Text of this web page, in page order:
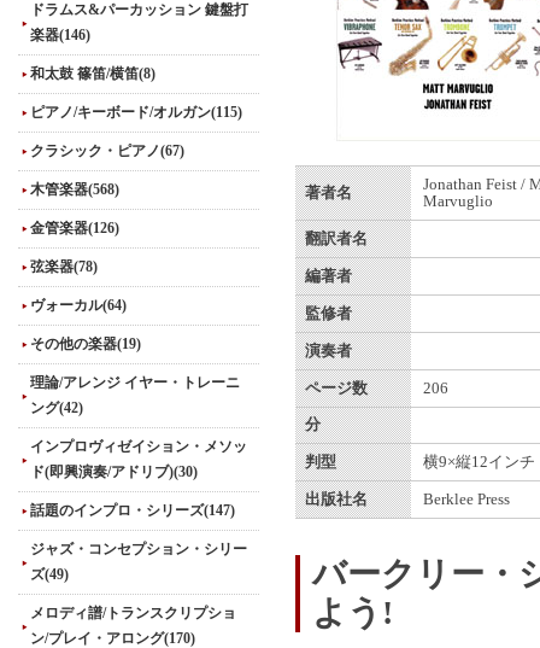
ドラムス&パーカッション 鍵盤打
楽器(146)
和太鼓 篠笛/横笛(8)
ピアノ/キーボード/オルガン(115)
クラシック・ピアノ(67)
木管楽器(568)
金管楽器(126)
弦楽器(78)
ヴォーカル(64)
その他の楽器(19)
理論/アレンジ イヤー・トレーニ
ング(42)
インプロヴィゼイション・メソッ
ド(即興演奏/アドリブ)(30)
話題のインプロ・シリーズ(147)
ジャズ・コンセプション・シリー
ズ(49)
メロディ譜/トランスクリプショ
ン/プレイ・アロング(170)
著者名
Jonathan Feist /
Marvuglio
翻訳者名
編著者
監修者
演奏者
ページ数 206
分
判型 横9×縦12インチ
出版社名 Berklee Press
バークリー・
よう!